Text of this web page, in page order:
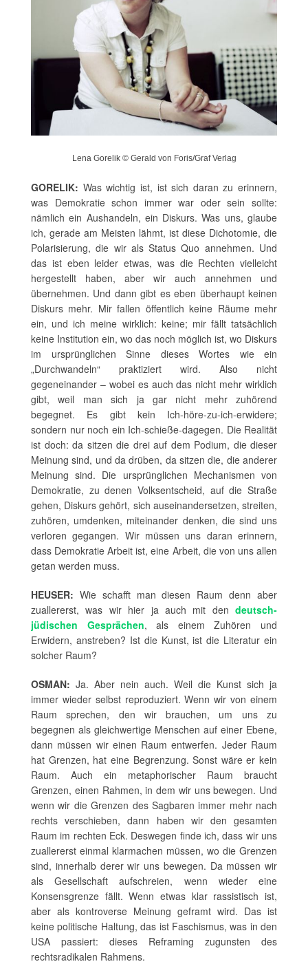
Lena Gorelik © Gerald von Foris/Graf Verlag
GORELIK: Was wichtig ist, ist sich daran zu erinnern,
was Demokratie schon immer war oder sein sollte:
nämlich ein Aushandeln, ein Diskurs. Was uns, glaube
ich, gerade am Meisten lähmt, ist diese Dichotomie, die
Polarisierung, die wir als Status Quo annehmen. Und
das ist eben leider etwas, was die Rechten vielleicht
hergestellt haben, aber wir auch annehmen und
übernehmen. Und dann gibt es eben überhaupt keinen
Diskurs mehr. Mir fallen öffentlich keine Räume mehr
ein, und ich meine wirklich: keine; mir fällt tatsächlich
keine Institution ein, wo das noch möglich ist, wo Diskurs
im ursprünglichen Sinne dieses Wortes wie ein
„Durchwandeln“ praktiziert wird. Also nicht
gegeneinander – wobei es auch das nicht mehr wirklich
gibt, weil man sich ja gar nicht mehr zuhörend
begegnet. Es gibt kein Ich-höre-zu-ich-erwidere;
sondern nur noch ein Ich-schieße-dagegen. Die Realität
ist doch: da sitzen die drei auf dem Podium, die dieser
Meinung sind, und da drüben, da sitzen die, die anderer
Meinung sind. Die ursprünglichen Mechanismen von
Demokratie, zu denen Volksentscheid, auf die Straße
gehen, Diskurs gehört, sich auseinandersetzen, streiten,
zuhören, umdenken, miteinander denken, die sind uns
verloren gegangen. Wir müssen uns daran erinnern,
dass Demokratie Arbeit ist, eine Arbeit, die von uns allen
getan werden muss.
HEUSER: Wie schafft man diesen Raum denn aber
zuallererst, was wir hier ja auch mit den deutsch-
jüdischen Gesprächen, als einem Zuhören und
Erwidern, anstreben? Ist die Kunst, ist die Literatur ein
solcher Raum?
OSMAN: Ja. Aber nein auch. Weil die Kunst sich ja
immer wieder selbst reproduziert. Wenn wir von einem
Raum sprechen, den wir brauchen, um uns zu
begegnen als gleichwertige Menschen auf einer Ebene,
dann müssen wir einen Raum entwerfen. Jeder Raum
hat Grenzen, hat eine Begrenzung. Sonst wäre er kein
Raum. Auch ein metaphorischer Raum braucht
Grenzen, einen Rahmen, in dem wir uns bewegen. Und
wenn wir die Grenzen des Sagbaren immer mehr nach
rechts verschieben, dann haben wir den gesamten
Raum im rechten Eck. Deswegen finde ich, dass wir uns
zuallererst einmal klarmachen müssen, wo die Grenzen
sind, innerhalb derer wir uns bewegen. Da müssen wir
als Gesellschaft aufschreien, wenn wieder eine
Konsensgrenze fällt. Wenn etwas klar rassistisch ist,
aber als kontroverse Meinung geframt wird. Das ist
keine politische Haltung, das ist Faschismus, was in den
USA passiert: dieses Reframing zugunsten des
rechtsradikalen Rahmens.